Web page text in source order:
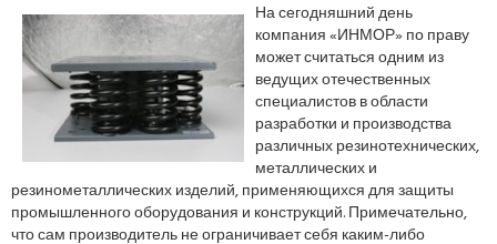
На сегодняшний день
компания «ИНМОР» по праву
может считаться одним из
ведущих отечественных
специалистов в области
разработки и производства
различных резинотехнических,
металлических и
резинометаллических изделий, применяющихся для защиты
промышленного оборудования и конструкций. Примечательно,
что сам производитель не ограничивает себя каким-либо